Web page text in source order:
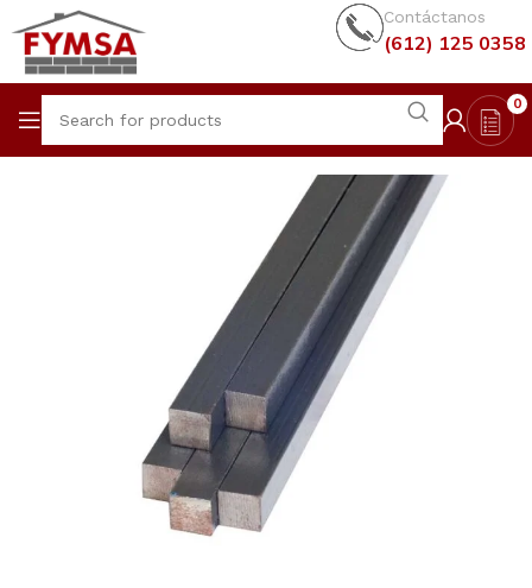
Contáctanos
(612) 125 0358
0